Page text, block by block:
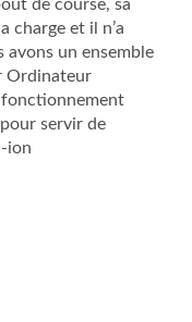
de course, sa
charge et il n’a
avons un ensemble
Ordinateur
servir de
ion